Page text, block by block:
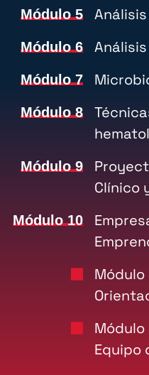
Módulo 5
Módulo 6
Módulo 7
Módulo 8
Módulo 9
Clínico
Módulo 10
Módulo
Módulo
Equipo